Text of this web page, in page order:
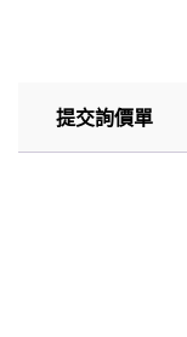
提交詢價單